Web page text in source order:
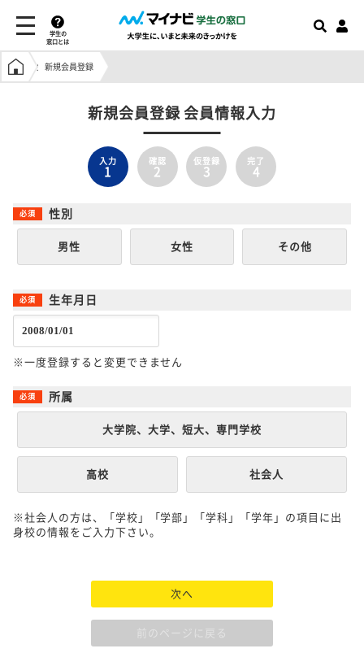
学生の
窓口とは
学生の窓口トップ
新規会員登録
新規会員登録 会員情報入力
入力
1
確認
2
仮登録
3
完了
4
性別
男性 女性 その他
生年月日
※一度登録すると変更できません
所属
大学院、大学、短大、専門学校
高校 社会人
※社会人の方は、「学校」「学部」「学科」「学年」の項目に出
身校の情報をご入力下さい。
次へ
前のページに戻る